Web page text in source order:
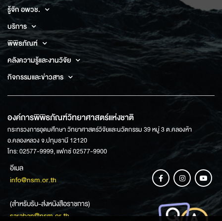
รู้จัก อพวช.
บริการ
พิพิธภัณฑ์
คลังความรู้และงานวิจัย
กิจกรรมและข่าวสาร
องค์การพิพิธภัณฑ์วิทยาศาสตร์แห่งชาติ
กระทรวงการอุดมศึกษา วิทยาศาสตร์วิจัยและนวัตกรรม 39 หมู่ 3 ต.คลองห้า
อ.คลองหลวง จ.ปทุมธานี 12120
โทร: 02577-9999, แฟกซ์ 02577-9900
อีเมล
info@nsm.or.th
(สำหรับรับ-ส่งหนังสือราชการ)
saraban@nsm.or.th